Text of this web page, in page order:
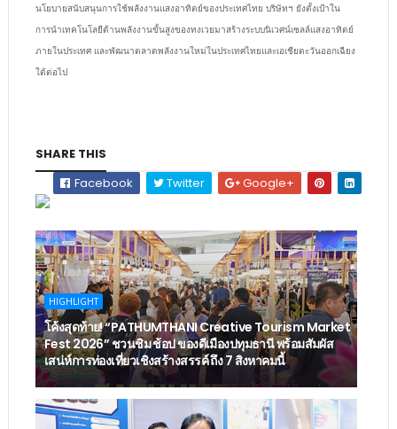
นโยบายสนับสนุนการใช้พลังงานแสงอาทิตย์ของประเทศไทย บริษัทฯ ยังตั้งเป้าใน
การนำเทคโนโลยีด้านพลังงานขั้นสูงของทงเวยมาสร้างระบบนิเวศน์เซลล์แสงอาทิตย์
ภายในประเทศ และพัฒนาตลาดพลังงานใหม่ในประเทศไทยและเอเชียตะวันออกเฉียง
ใต้ต่อไป
SHARE THIS
Facebook
Twitter Google+
HIGHLIGHT
โค้งสุดท้าย! “PATHUMTHANI Creative Tourism Market
Fest 2026” ชวนชิม ช้อป ของดีเมืองปทุมธานี พร้อมสัมผัส
เสน่ห์การท่องเที่ยวเชิงสร้างสรรค์ ถึง 7 สิงหาคมนี้